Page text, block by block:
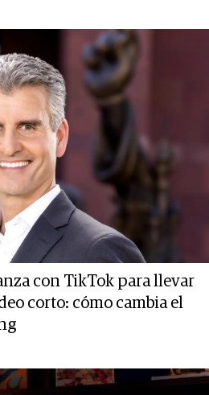
con TikTok para llevar
corto: cómo cambia el